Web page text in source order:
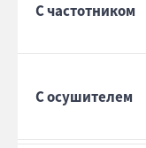
С частотником
С осушителем